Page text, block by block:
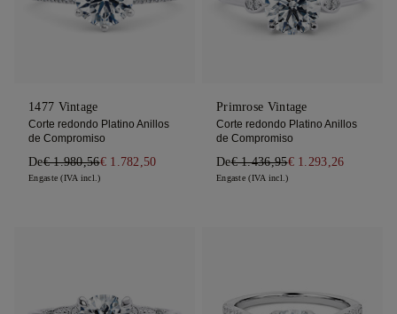
1477 Vintage
Corte redondo Platino Anillos
de Compromiso
De€ 1.980,56€ 1.782,50
Engaste (IVA incl.)
Primrose Vintage
Corte redondo Platino Anillos
de Compromiso
De€ 1.436,95€ 1.293,26
Engaste (IVA incl.)